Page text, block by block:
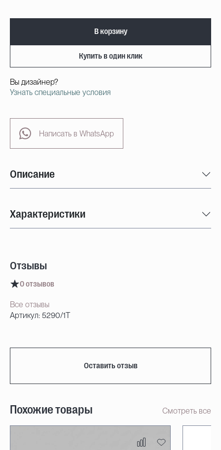
В корзину
Купить в один клик
Вы дизайнер?
Узнать специальные условия
Написать в WhatsApp
Описание
Характеристики
Отзывы
0 отзывов
Все отзывы
Артикул: 5290/1T
Оставить отзыв
Похожие товары Смотреть все